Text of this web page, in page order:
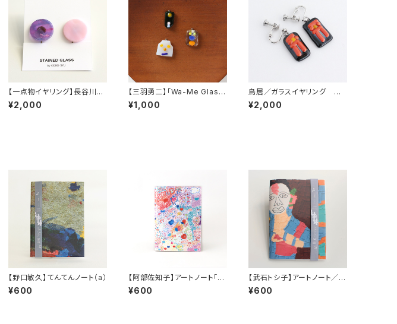
【一点物イヤリング】長谷川昌
彦／ Pink&Purple
¥2,000
【三羽勇二】「Wa-Me Glas
s」ワーミーお顔パーツC
¥1,000
鳥居／ガラスイヤリング 岡
田亜弓
¥2,000
【野口敏久】てんてんノート（a）
¥600
【阿部佐知子】アートノート「さ
かな」
¥600
【武石トシ子】アートノート／
「インド・ヨガのポーズ」
¥600